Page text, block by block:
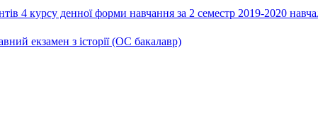
денної форми навчання за 2 семестр 2019-2020
екзамен з історії (ОС бакалавр)